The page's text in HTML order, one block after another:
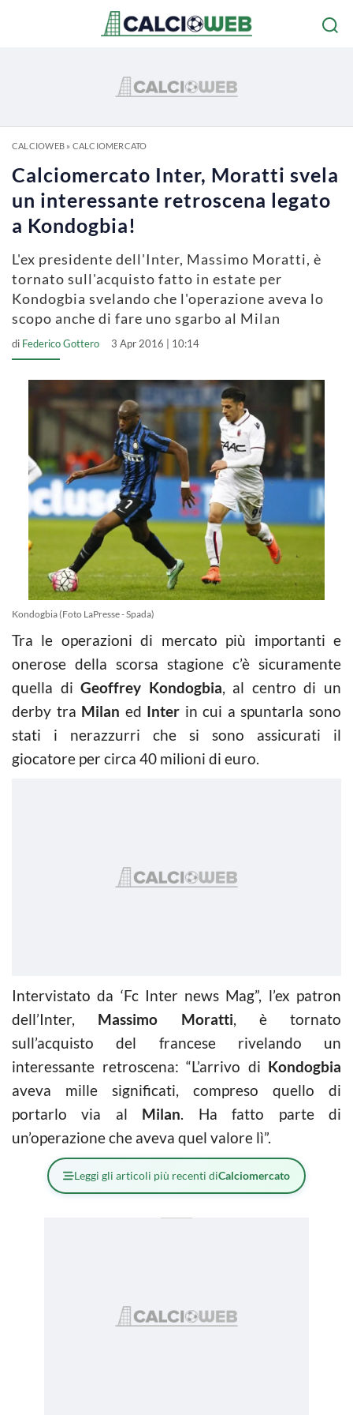
CALCIOWEB» CALCIOMERCATO
Calciomercato Inter, Moratti svela
un interessante retroscena legato
a Kondogbia!
L'ex presidente dell'Inter, Massimo Moratti, è
tornato sull'acquisto fatto in estate per
Kondogbia svelando che l'operazione aveva lo
scopo anche di fare uno sgarbo al Milan
di Federico Gottero 3 Apr 2016 | 10:14
Kondogbia (Foto LaPresse - Spada)
Tra le operazioni di mercato più importanti e
onerose della scorsa stagione c’è sicuramente
quella diGeoffrey Kondogbia, al centro di un
derby tra Milan ed Inter in cui a spuntarla sono
stati i nerazzurri che si sono assicurati il
giocatore per circa 40 milioni di euro.
Intervistato da ‘Fc Inter news Mag”, l’ex patron
dell’Inter, Massimo Moratti, è tornato
sull’acquisto del francese rivelando un
interessante retroscena: “L’arrivo di Kondogbia
aveva mille significati, compreso quello di
portarlo via al Milan. Ha fatto parte di
un’operazione che aveva quel valore lì”.
Leggi gli articoli più recenti diCalciomercato